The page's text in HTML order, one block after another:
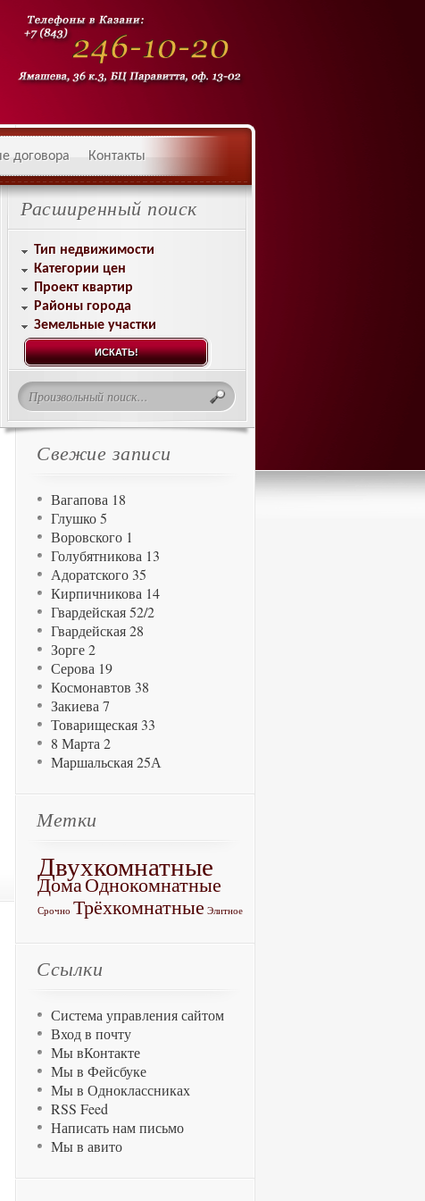
договора Контакты
Расширенный поиск
Тип недвижимости
Категории цен
Проект квартир
Районы города
Земельные участки
Свежие записи
Вагапова 18
Глушко 5
Воровского 1
Голубятникова 13
Адоратского 35
Кирпичникова 14
Гвардейская 52/2
Гвардейская 28
Зорге 2
Серова 19
Космонавтов 38
Закиева 7
Товарищеская 33
8 Марта 2
Маршальская 25А
Метки
Двухкомнатные
ДомаОднокомнатные
Срочно Трёхкомнатные Элитное
Ссылки
Система управления сайтом
Вход в почту
Мы вКонтакте
Мы в Фейсбуке
Мы в Одноклассниках
RSS Feed
Написать нам письмо
Мы в авито